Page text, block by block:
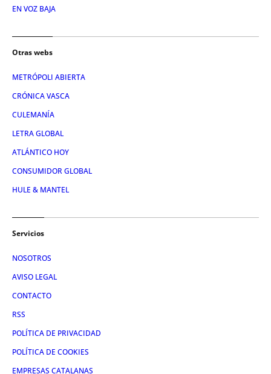
EN VOZ BAJA
Otras webs
METRÓPOLI ABIERTA
CRÓNICA VASCA
CULEMANÍA
LETRA GLOBAL
ATLÁNTICO HOY
CONSUMIDOR GLOBAL
HULE & MANTEL
Servicios
NOSOTROS
AVISO LEGAL
CONTACTO
RSS
POLÍTICA DE PRIVACIDAD
POLÍTICA DE COOKIES
EMPRESAS CATALANAS